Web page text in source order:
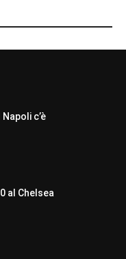
c’è
al Chelsea